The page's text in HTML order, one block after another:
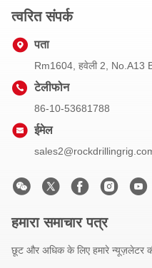
त्वरित संपर्क
पता
Rm1604, हवेली 2, No.A13
टेलीफोन
86-10-53681788
ईमेल
हमारा समाचार पत्र
छूट और अधिक के लिए हमारे न्यूज़लेटर